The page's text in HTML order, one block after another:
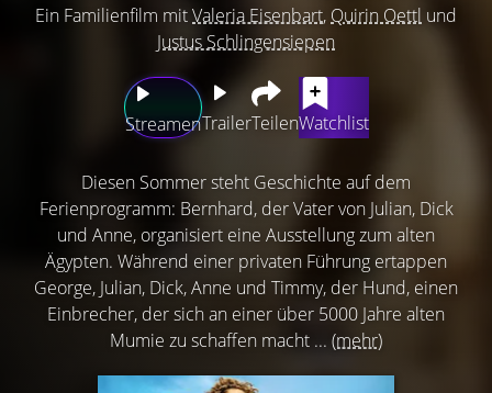
Ein Familienfilm mitValeria Eisenbart, Quirin Oettl und
Justus Schlingensiepen
StreamenTrailerTeilenWatchlist
Diesen Sommer steht Geschichte auf dem
Ferienprogramm: Bernhard, der Vater von Julian, Dick
und Anne, organisiert eine Ausstellung zum alten
Ägypten. Während einer privaten Führung ertappen
George, Julian, Dick, Anne und Timmy, der Hund, einen
Einbrecher, der sich an einer über 5000 Jahre alten
Mumie zu schaffen macht ... (mehr)